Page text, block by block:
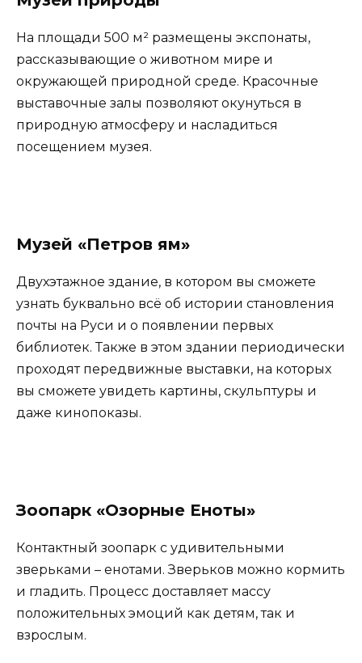
На площади 500 м² размещены экспонаты,
рассказывающие о животном мире и
окружающей природной среде. Красочные
выставочные залы позволяют окунуться в
природную атмосферу и насладиться
посещением музея.
Музей «Петров ям»
Двухэтажное здание, в котором вы сможете
узнать буквально всё об истории становления
почты на Руси и о появлении первых
библиотек. Также в этом здании периодически
проходят передвижные выставки, на которых
вы сможете увидеть картины, скульптуры и
даже кинопоказы.
Зоопарк «Озорные Еноты»
Контактный зоопарк с удивительными
зверьками – енотами. Зверьков можно кормить
и гладить. Процесс доставляет массу
положительных эмоций как детям, так и
взрослым.